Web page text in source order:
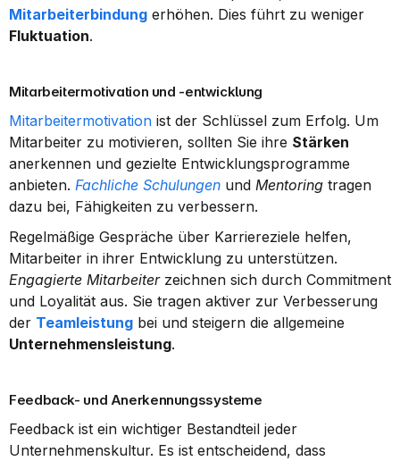
Mitarbeiterbindung
Fluktuation.
Mitarbeitermotivation und -entwicklung
Mitarbeitermotivation ist der Schlüssel zum Erfolg. Um
Mitarbeiter zu motivieren, sollten Sie ihre Stärken
anerkennen und gezielte Entwicklungsprogramme
anbieten. Fachliche Schulungen und Mentoring tragen
dazu bei, Fähigkeiten zu verbessern.
Regelmäßige Gespräche über Karriereziele helfen,
Engagierte Mitarbeiter zeichnen sich durch Commitment
und Loyalität aus. Sie tragen aktiver zur Verbesserung
der Teamleistung
Unternehmensleistung.
Feedback- und Anerkennungssysteme
Feedback ist ein wichtiger Bestandteil jeder
Unternehmenskultur. Es ist entscheidend, dass